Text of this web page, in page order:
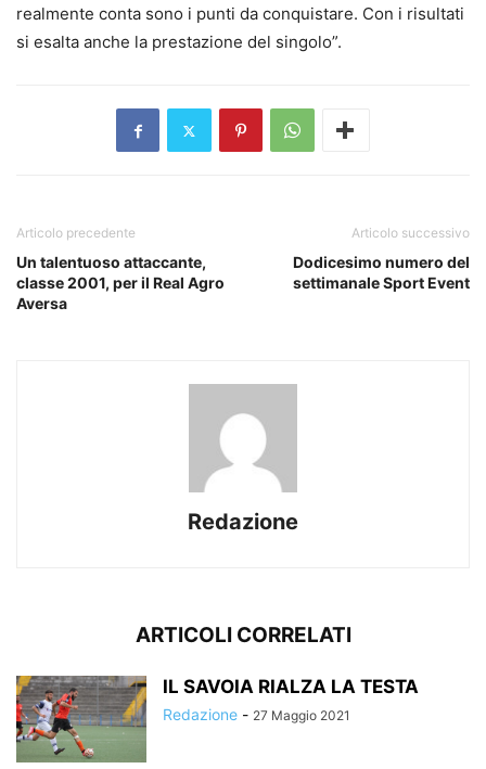
realmente conta sono i punti da conquistare. Con i risultati
si esalta anche la prestazione del singolo”.
Articolo precedente
Un talentuoso attaccante,
classe 2001, per il Real Agro
Aversa
Articolo successivo
Dodicesimo numero del
settimanale Sport Event
Redazione
ARTICOLI CORRELATI
IL SAVOIA RIALZA LA TESTA
Redazione - 27 Maggio 2021